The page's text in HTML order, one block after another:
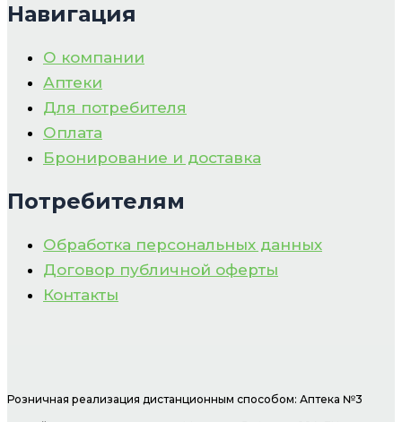
Навигация
О компании
Аптеки
Для потребителя
Оплата
Бронирование и доставка
Потребителям
Обработка персональных данных
Договор публичной оферты
Контакты
Розничная реализация дистанционным способом: Аптека №3